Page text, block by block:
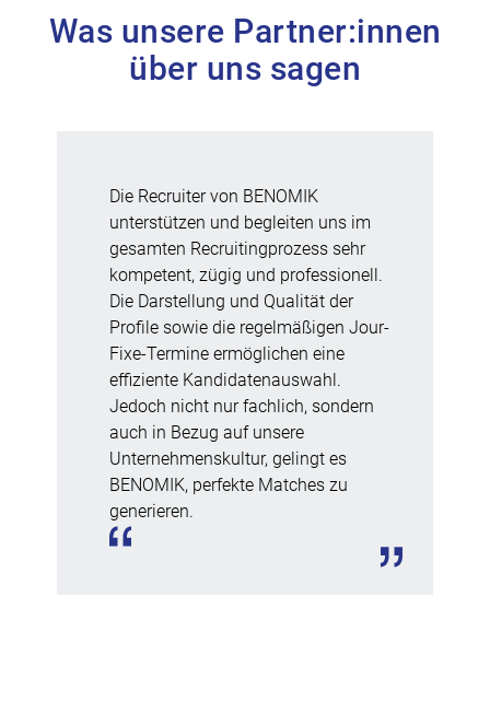
Was unsere Partner:innen
über uns sagen
Die Recruiter von BENOMIK
unterstützen und begleiten uns im
gesamten Recruitingprozess sehr
kompetent, zügig und professionell.
Die Darstellung und Qualität der
Profile sowie die regelmäßigen Jour-
Fixe-Termine ermöglichen eine
effiziente Kandidatenauswahl.
Jedoch nicht nur fachlich, sondern
auch in Bezug auf unsere
Unternehmenskultur, gelingt es
BENOMIK, perfekte Matches zu
generieren.